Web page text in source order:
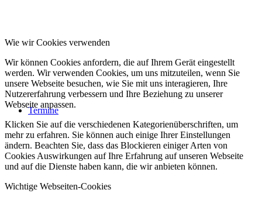
Termine
Wie wir Cookies verwenden
Wir können Cookies anfordern, die auf Ihrem Gerät eingestellt
werden. Wir verwenden Cookies, um uns mitzuteilen, wenn Sie
unsere Webseite besuchen, wie Sie mit uns interagieren, Ihre
Nutzererfahrung verbessern und Ihre Beziehung zu unserer
Webseite anpassen.
Klicken Sie auf die verschiedenen Kategorienüberschriften, um
mehr zu erfahren. Sie können auch einige Ihrer Einstellungen
ändern. Beachten Sie, dass das Blockieren einiger Arten von
Cookies Auswirkungen auf Ihre Erfahrung auf unseren Webseite
und auf die Dienste haben kann, die wir anbieten können.
Wichtige Webseiten-Cookies